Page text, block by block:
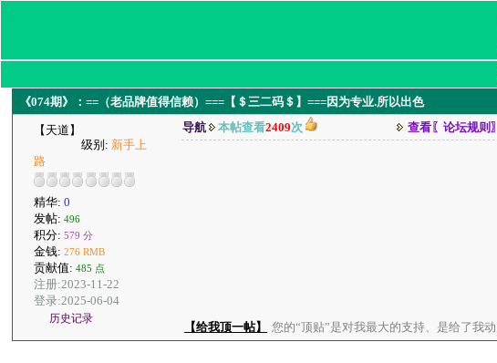
《074期》：==（老品牌值得信赖）===【＄三二码＄】===因为专业.所以出色
【天道】
级别: 新手上
路
精华:0
发帖:496
积分:579 分
金钱:276 RMB
贡献值:485 点
注册:2023-11-22
登录:2025-06-04
历史记录
导航 本帖查看2409次 查看〖论坛规则〗
【给我顶一帖】 您的“顶贴”是对我最大的支持、是给了我